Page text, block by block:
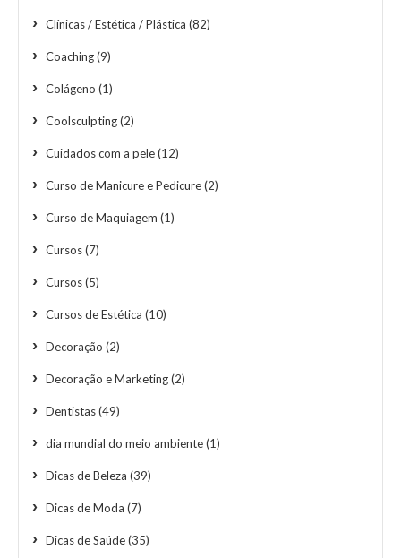
Clínicas / Estética / Plástica (82)
Coaching(9)
Colágeno (1)
Coolsculpting(2)
Cuidados com a pele(12)
Curso de Manicure e Pedicure(2)
Curso de Maquiagem (1)
Cursos(7)
Cursos(5)
Cursos de Estética (10)
Decoração (2)
Decoração e Marketing(2)
Dentistas(49)
dia mundial do meio ambiente(1)
Dicas de Beleza (39)
Dicas de Moda (7)
Dicas de Saúde(35)